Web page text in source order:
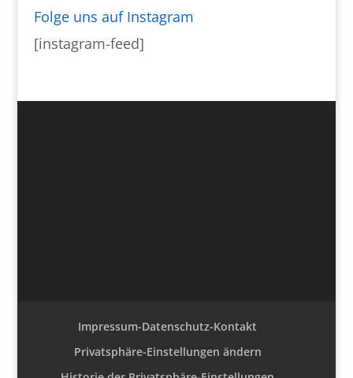
Folge uns auf Instagram
[instagram-feed]
Impressum-Datenschutz-Kontakt
Privatsphäre-Einstellungen ändern